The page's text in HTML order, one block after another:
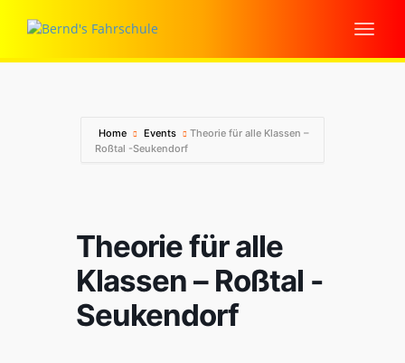
Home Events
Theorie für alle Klassen –
Roßtal -Seukendorf
Theorie für alle
Klassen – Roßtal -
Seukendorf